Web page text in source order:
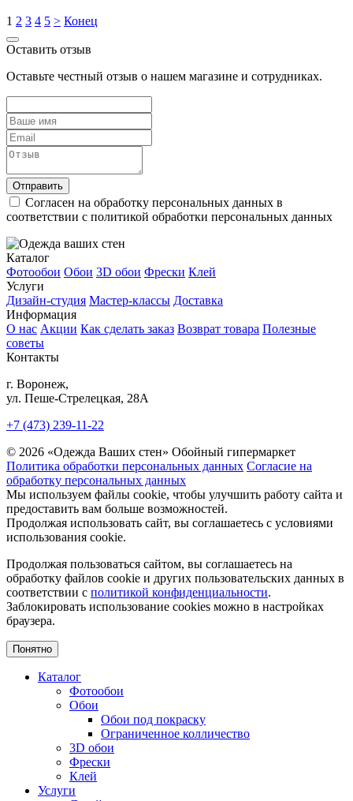
1 2 3 4 5 > Конец
Оставить отзыв
Оставьте честный отзыв о нашем магазине и сотрудниках.
Отправить
Согласен на обработку персональных данных в
соответствии с политикой обработки персональных данных
Каталог
Фотообои Обои 3D обои Фрески Клей
Услуги
Дизайн-студия Мастер-классы Доставка
Информация
О нас Акции Как сделать заказ Возврат товара Полезные
советы
Контакты
г. Воронеж,
ул. Пеше-Cтрелецкая, 28А
+7 (473) 239-11-22
© 2026 «Одежда Ваших стен» Обойный гипермаркет
Политика обработки персональных данных Согласие на
обработку персональных данных
Мы используем файлы cookie, чтобы улучшить работу сайта и
предоставить вам больше возможностей.
Продолжая использовать сайт, вы соглашаетесь с условиями
использования cookie.
Продолжая пользоваться сайтом, вы соглашаетесь на
обработку файлов cookie и других пользовательских данных в
соответствии с политикой конфиденциальности.
Заблокировать использование cookies можно в настройках
браузера.
Понятно
Каталог
Фотообои
Обои
Обои под покраску
Ограниченное колличество
3D обои
Фрески
Клей
Услуги